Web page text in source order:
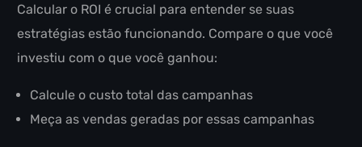
Calcular o ROI é crucial para entender se suas
estratégias estão funcionando. Compare o que você
investiu com o que você ganhou:
Calcule o custo total das campanhas
Meça as vendas geradas por essas campanhas